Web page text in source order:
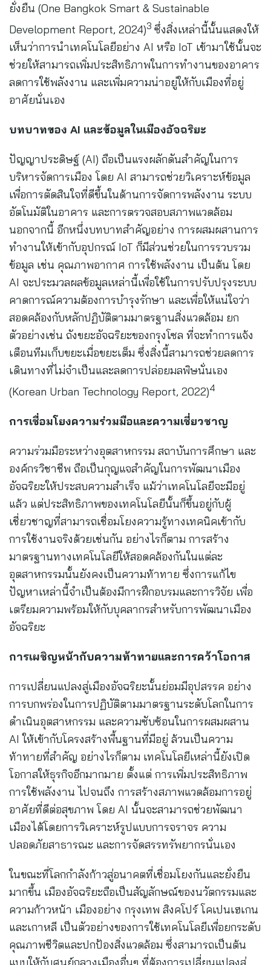
ยั่งยืน (One Bangkok Smart & Sustainable
Development Report, 2024)3 ซึ่งสิ่งเหล่านี้นั้นแสดงให้
เห็นว่าการนำเทคโนโลยีอย่าง AI หรือ IoT เข้ามาใช้นั้นจะ
ช่วยให้สามารถเพิ่มประสิทธิภาพในการทำงานของอาคาร
ลดการใช้พลังงาน และเพิ่มความน่าอยู่ให้กับเมืองที่อยู่
อาศัยนั่นเอง
บทบาทของ AI และข้อมูลในเมืองอัจฉริยะ
ปัญญาประดิษฐ์ (AI) ถือเป็นแรงผลักดันสำคัญในการ
บริหารจัดการเมือง โดย AI สามารถช่วยวิเคราะห์ข้อมูล
เพื่อการตัดสินใจที่ดีขึ้นในด้านการจัดการพลังงาน ระบบ
อัตโนมัติในอาคาร และการตรวจสอบสภาพแวดล้อม
นอกจากนี้ อีกหนึ่งบทบาทสำคัญอย่าง การผสมผสานการ
ทำงานให้เข้ากับอุปกรณ์ IoT ก็มีส่วนช่วยในการรวบรวม
ข้อมูล เช่น คุณภาพอากาศ การใช้พลังงาน เป็นต้น โดย
AI จะประมวลผลข้อมูลเหล่านี้เพื่อใช้ในการปรับปรุงระบบ
คาดการณ์ความต้องการบำรุงรักษา และเพื่อให้แน่ใจว่า
สอดคล้องกับหลักปฏิบัติตามมาตรฐานสิ่งแวดล้อม ยก
ตัวอย่างเช่น ถังขยะอัจฉริยะของกรุงโซล ที่จะทำการแจ้ง
เตือนทีมเก็บขยะเมื่อขยะเต็ม ซึ่งสิ่งนี้สามารถช่วยลดการ
เดินทางที่ไม่จำเป็นและลดการปล่อยมลพิษนั่นเอง
(Korean Urban Technology Report, 2022)4
การเชื่อมโยงความร่วมมือและความเชี่ยวชาญ
ความร่วมมือระหว่างอุตสาหกรรม สถาบันการศึกษา และ
องค์กรวิชาชีพ ถือเป็นกุญแจสำคัญในการพัฒนาเมือง
อัจฉริยะให้ประสบความสำเร็จ แม้ว่าเทคโนโลยีจะมีอยู่
แล้ว แต่ประสิทธิภาพของเทคโนโลยีนั้นก็ขึ้นอยู่กับผู้
เชี่ยวชาญที่สามารถเชื่อมโยงความรู้ทางเทคนิคเข้ากับ
การใช้งานจริงด้วยเช่นกัน อย่างไรก็ตาม การสร้าง
มาตรฐานทางเทคโนโลยีให้สอดคล้องกันในแต่ละ
อุตสาหกรรมนั้นยังคงเป็นความท้าทาย ซึ่งการแก้ไข
ปัญหาเหล่านี้จำเป็นต้องมีการฝึกอบรมและการวิจัย เพื่อ
เตรียมความพร้อมให้กับบุคลากรสำหรับการพัฒนาเมือง
อัจฉริยะ
การเผชิญหน้ากับความท้าทายและการคว้าโอกาส
การเปลี่ยนแปลงสู่เมืองอัจฉริยะนั้นย่อมมีอุปสรรค อย่าง
การบกพร่องในการปฏิบัติตามมาตรฐานระดับโลกในการ
ดำเนินอุตสาหกรรม และความซับซ้อนในการผสมผสาน
AI ให้เข้ากับโครงสร้างพื้นฐานที่มีอยู่ ล้วนเป็นความ
ท้าทายที่สำคัญ อย่างไรก็ตาม เทคโนโลยีเหล่านี้ยังเปิด
โอกาสให้ธุรกิจอีกมากมาย ตั้งแต่ การเพิ่มประสิทธิภาพ
การใช้พลังงาน ไปจนถึง การสร้างสภาพแวดล้อมการอยู่
อาศัยที่ดีต่อสุขภาพ โดย AI นั้นจะสามารถช่วยพัฒนา
เมืองได้โดยการวิเคราะห์รูปแบบการจราจร ความ
ปลอดภัยสาธารณะ และการจัดสรรทรัพยากรนั่นเอง
ในขณะที่โลกกำลังก้าวสู่อนาคตที่เชื่อมโยงกันและยั่งยืน
มากขึ้น เมืองอัจฉริยะถือเป็นสัญลักษณ์ของนวัตกรรมและ
ความก้าวหน้า เมืองอย่าง กรุงเทพ สิงคโปร์ โคเปนเฮเกน
และเกาหลี เป็นตัวอย่างของการใช้เทคโนโลยีเพื่อยกระดับ
คุณภาพชีวิตและปกป้องสิ่งแวดล้อม ซึ่งสามารถเป็นต้น
แบบให้กับศูนย์กลางเมืองอื่นๆ ที่ต้องการเปลี่ยนแปลงสู่